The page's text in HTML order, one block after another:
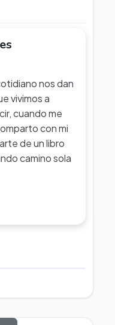
nos dan
vivimos a
cuando me
con mi
de un libro
camino sola